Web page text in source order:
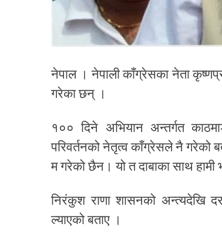
नेपाल । नेपाली काँग्रेसका नेता
गरेका छन् ।
१०० दिने अभियान अन्तर्गत
परिवर्तनको नेतृत्व काँग्रेसले नै गरेको
म गरेको छैन। यो त दाबाका साथ हामी
निरंकुश राणा शासनको अन्त्यदेखि
ल्याएको बताए ।